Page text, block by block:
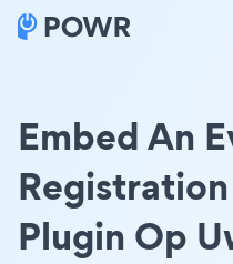
Embed An
Plugin Op